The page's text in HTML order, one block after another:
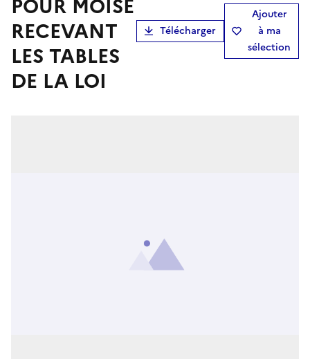
POUR MOISE
RECEVANT
LES TABLES
DE LA LOI
Télécharger
Ajouter
à ma
sélection